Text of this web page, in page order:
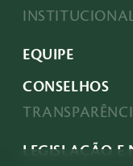
EQUIPE
CONSELHOS
LEGISLAÇÃO E